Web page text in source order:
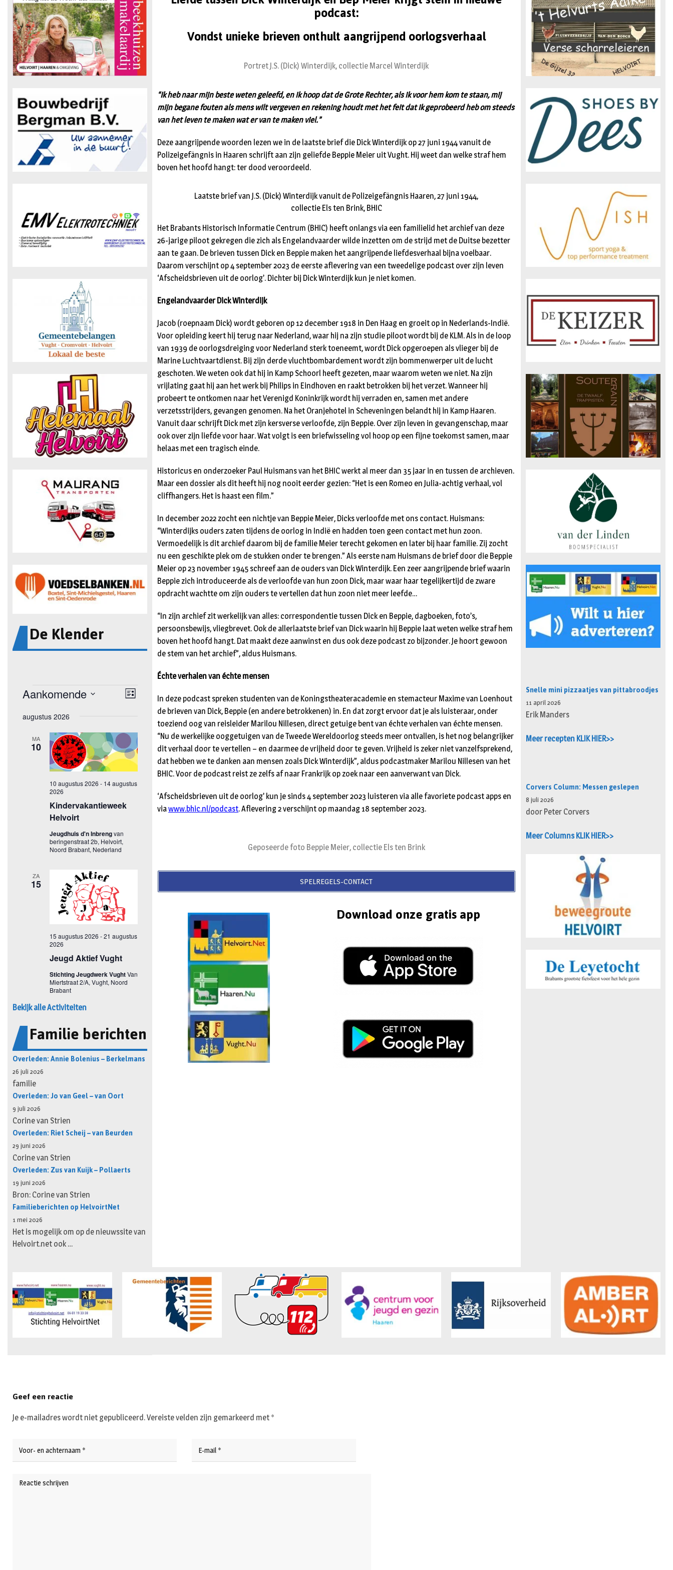
De Klender
Bekijk alle Activiteiten
Familie berichten
Overleden: Annie Bolenius – Berkelmans
26 juli 2026
familie
Overleden: Jo van Geel – van Oort
9 juli 2026
Corine van Strien
Overleden: Riet Scheij – van Beurden
29 juni 2026
Corine van Strien
Overleden: Zus van Kuijk – Pollaerts
19 juni 2026
Bron: Corine van Strien
Familieberichten op HelvoirtNet
1 mei 2026
Het is mogelijk om op de nieuwssite van
Helvoirt.net ook …
podcast:
Vondst unieke brieven onthult aangrijpend oorlogsverhaal
Portret J.S. (Dick) Winterdijk, collectie Marcel Winterdijk
“Ik heb naar mijn beste weten geleefd, en ik hoop dat de Grote Rechter, als ik voor hem kom te staan, mij
mijn begane fouten als mens wilt vergeven en rekening houdt met het feit dat ik geprobeerd heb om steeds
van het leven te maken wat er van te maken viel.”
Deze aangrijpende woorden lezen we in de laatste brief die Dick Winterdijk op 27 juni 1944 vanuit de
Polizeigefängnis in Haaren schrijft aan zijn geliefde Beppie Meier uit Vught. Hij weet dan welke straf hem
boven het hoofd hangt: ter dood veroordeeld.
Laatste brief van J.S. (Dick) Winterdijk vanuit de Polizeigefängnis Haaren, 27 juni 1944,
collectie Els ten Brink, BHIC
Het Brabants Historisch Informatie Centrum (BHIC) heeft onlangs via een familielid het archief van deze
26-jarige piloot gekregen die zich als Engelandvaarder wilde inzetten om de strijd met de Duitse bezetter
aan te gaan. De brieven tussen Dick en Beppie maken het aangrijpende liefdesverhaal bijna voelbaar.
Daarom verschijnt op 4 september 2023 de eerste aflevering van een tweedelige podcast over zijn leven
‘Afscheidsbrieven uit de oorlog’. Dichter bij Dick Winterdijk kun je niet komen.
Engelandvaarder Dick Winterdijk
Jacob (roepnaam Dick) wordt geboren op 12 december 1918 in Den Haag en groeit op in Nederlands-Indië.
Voor opleiding keert hij terug naar Nederland, waar hij na zijn studie piloot wordt bij de KLM. Als in de loop
van 1939 de oorlogsdreiging voor Nederland sterk toeneemt, wordt Dick opgeroepen als vlieger bij de
Marine Luchtvaartdienst. Bij zijn derde vluchtbombardement wordt zijn bommenwerper uit de lucht
geschoten. We weten ook dat hij in Kamp Schoorl heeft gezeten, maar waarom weten we niet. Na zijn
vrijlating gaat hij aan het werk bij Philips in Eindhoven en raakt betrokken bij het verzet. Wanneer hij
probeert te ontkomen naar het Verenigd Koninkrijk wordt hij verraden en, samen met andere
verzetsstrijders, gevangen genomen. Na het Oranjehotel in Scheveningen belandt hij in Kamp Haaren.
Vanuit daar schrijft Dick met zijn kersverse verloofde, zijn Beppie. Over zijn leven in gevangenschap, maar
ook over zijn liefde voor haar. Wat volgt is een briefwisseling vol hoop op een fijne toekomst samen, maar
helaas met een tragisch einde.
Historicus en onderzoeker Paul Huismans van het BHIC werkt al meer dan 35 jaar in en tussen de archieven.
Maar een dossier als dit heeft hij nog nooit eerder gezien: “Het is een Romeo en Julia-achtig verhaal, vol
cliffhangers. Het is haast een film.”
In december 2022 zocht een nichtje van Beppie Meier, Dicks verloofde met ons contact. Huismans:
“Winterdijks ouders zaten tijdens de oorlog in Indië en hadden toen geen contact met hun zoon.
Vermoedelijk is dit archief daarom bij de familie Meier terecht gekomen en later bij haar familie. Zij zocht
nu een geschikte plek om de stukken onder te brengen.” Als eerste nam Huismans de brief door die Beppie
Meier op 23 november 1945 schreef aan de ouders van Dick Winterdijk. Een zeer aangrijpende brief waarin
Beppie zich introduceerde als de verloofde van hun zoon Dick, maar waar haar tegelijkertijd de zware
opdracht wachtte om zijn ouders te vertellen dat hun zoon niet meer leefde…
“In zijn archief zit werkelijk van alles: correspondentie tussen Dick en Beppie, dagboeken, foto’s,
persoonsbewijs, vliegbrevet. Ook de allerlaatste brief van Dick waarin hij Beppie laat weten welke straf hem
boven het hoofd hangt. Dat maakt deze aanwinst en dus ook deze podcast zo bijzonder. Je hoort gewoon
de stem van het archief”, aldus Huismans.
Échte verhalen van échte mensen
In deze podcast spreken studenten van de Koningstheateracademie en stemacteur Maxime van Loenhout
de brieven van Dick, Beppie (en andere betrokkenen) in. En dat zorgt ervoor dat je als luisteraar, onder
toeziend oog van reisleider Marilou Nillesen, direct getuige bent van échte verhalen van échte mensen.
“Nu de werkelijke ooggetuigen van de Tweede Wereldoorlog steeds meer ontvallen, is het nog belangrijker
dit verhaal door te vertellen – en daarmee de vrijheid door te geven. Vrijheid is zeker niet vanzelfsprekend,
dat hebben we te danken aan mensen zoals Dick Winterdijk”, aldus podcastmaker Marilou Nillesen van het
BHIC. Voor de podcast reist ze zelfs af naar Frankrijk op zoek naar een aanverwant van Dick.
‘Afscheidsbrieven uit de oorlog’ kun je sinds 4 september 2023 luisteren via alle favoriete podcast apps en
viawww.bhic.nl/podcast. Aflevering 2 verschijnt op maandag 18 september 2023.
Geposeerde foto Beppie Meier, collectie Els ten Brink
SPELREGELS-CONTACT
Download onze gratis app
Snelle mini pizzaatjes van pittabroodjes
11 april 2026
Erik Manders
Meer recepten KLIK HIER>>
Corvers Column: Messen geslepen
8 juli 2026
door Peter Corvers
Meer Columns KLIK HIER>>
Geef een reactie
Je e-mailadres wordt niet gepubliceerd.Vereiste velden zijn gemarkeerd met *
n